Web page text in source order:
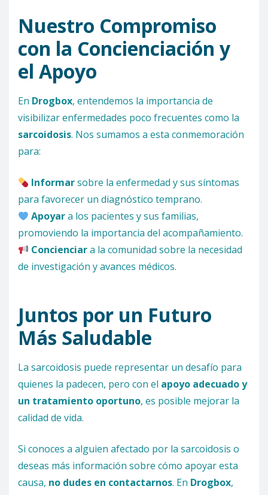
Nuestro Compromiso
con la Concienciación y
el Apoyo
En Drogbox, entendemos la importancia de
visibilizar enfermedades poco frecuentes como la
sarcoidosis. Nos sumamos a esta conmemoración
para:
Informarsobre la enfermedad y sus síntomas
para favorecer un diagnóstico temprano.
Apoyara los pacientes y sus familias,
promoviendo la importancia del acompañamiento.
Concienciara la comunidad sobre la necesidad
de investigación y avances médicos.
Juntos por un Futuro
Más Saludable
La sarcoidosis puede representar un desafío para
quienes la padecen, pero con el apoyo adecuado y
un tratamiento oportuno, es posible mejorar la
calidad de vida.
Si conoces a alguien afectado por la sarcoidosis o
deseas más información sobre cómo apoyar esta
causa, no dudes en contactarnos. En Drogbox,